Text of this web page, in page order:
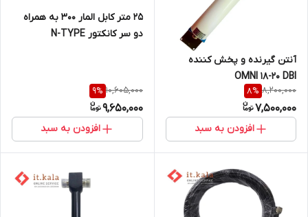
آنتن گیرنده و پخش کننده
OMNI 18-20 DBI
8,200,000
8%
7,500,000
افزودن به سبد
25 متر کابل المار 300 به همراه
دو سر کانکتور N-TYPE
10,605,000
9%
9,650,000
افزودن به سبد